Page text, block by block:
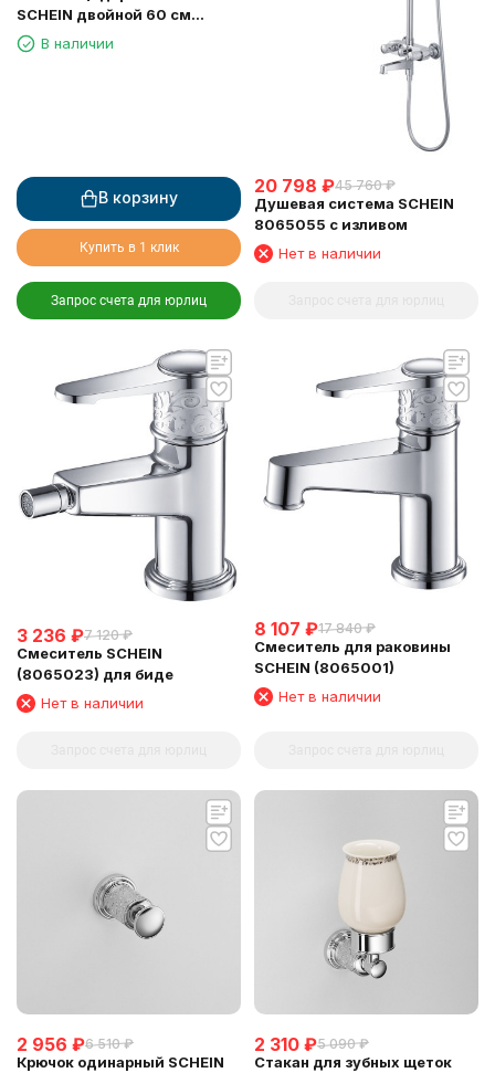
SCHEIN двойной 60 см
(7065040)
В наличии
В корзину
Купить в 1 клик
Запрос счета для юрлиц
20 798 ₽45 760 ₽
Душевая система SCHEIN
8065055 с изливом
Нет в наличии
3 236 ₽7 120 ₽
Смеситель SCHEIN
(8065023) для биде
Нет в наличии
8 107 ₽17 840 ₽
Смеситель для раковины
SCHEIN (8065001)
Нет в наличии
2 956 ₽6 510 ₽
Крючок одинарный SCHEIN
2 310 ₽5 090 ₽
Стакан для зубных щеток